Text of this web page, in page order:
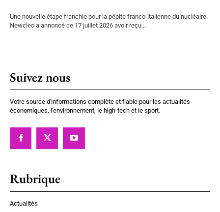
Une nouvelle étape franchie pour la pépite franco-italienne du nucléaire.
Newcleo a annoncé ce 17 juillet 2026 avoir reçu...
Suivez nous
Votre source d'informations complète et fiable pour les actualités
économiques, l'environnement, le high-tech et le sport.
Rubrique
Actualités